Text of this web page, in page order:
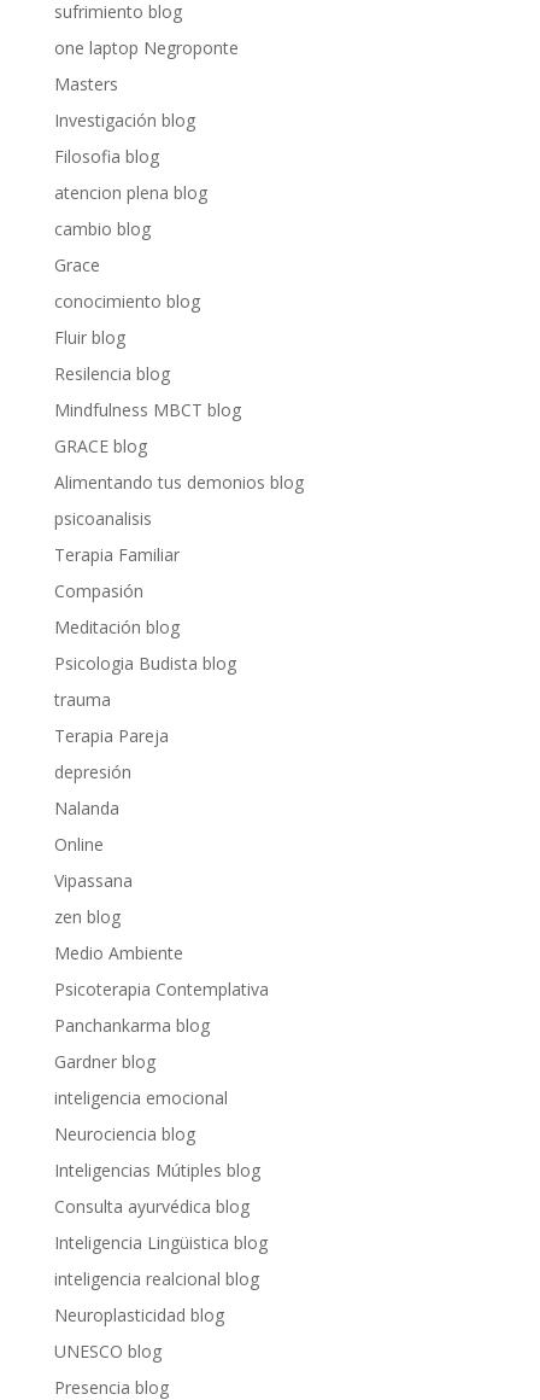
sufrimiento blog
one laptop Negroponte
Masters
Investigación blog
Filosofia blog
atencion plena blog
cambio blog
Grace
conocimiento blog
Fluir blog
Resilencia blog
Mindfulness MBCT blog
GRACE blog
Alimentando tus demonios blog
psicoanalisis
Terapia Familiar
Compasión
Meditación blog
Psicologia Budista blog
trauma
Terapia Pareja
depresión
Nalanda
Online
Vipassana
zen blog
Medio Ambiente
Psicoterapia Contemplativa
Panchankarma blog
Gardner blog
inteligencia emocional
Neurociencia blog
Inteligencias Mútiples blog
Consulta ayurvédica blog
Inteligencia Lingüistica blog
inteligencia realcional blog
Neuroplasticidad blog
UNESCO blog
Presencia blog